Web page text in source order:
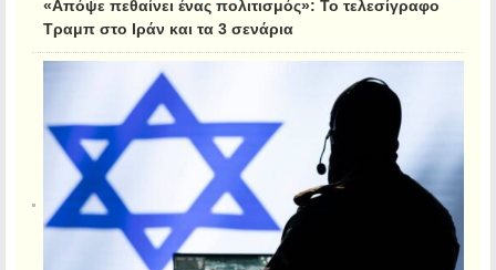
«Απόψε πεθαίνει ένας πολιτισμός»: Το τελεσίγραφο
Τραμπ στο Ιράν και τα 3 σενάρια